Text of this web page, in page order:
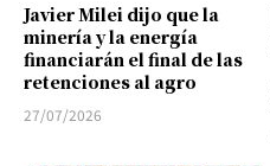
Javier Milei dijo que la
minería y la energía
financiarán el final de las
retenciones al agro
27/07/2026